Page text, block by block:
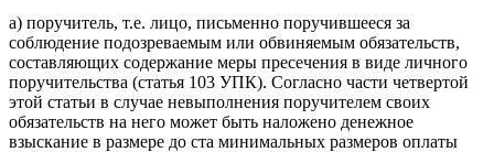
а) поручитель, т.е. лицо, письменно поручившееся за
соблюдение подозреваемым или обвиняемым обязательств,
составляющих содержание меры пресечения в виде личного
поручительства (статья 103 УПК). Согласно части четвертой
этой статьи в случае невыполнения поручителем своих
обязательств на него может быть наложено денежное
взыскание в размере до ста минимальных размеров оплаты